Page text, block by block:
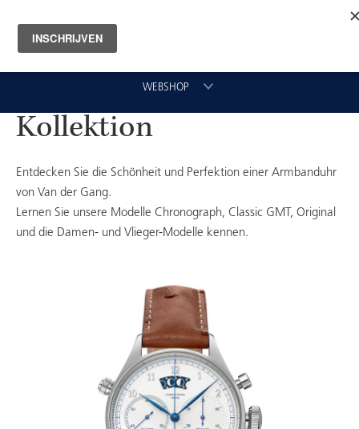
WEBSHOP
ARMBÄNDER
Kollektion
Entdecken Sie die Schönheit und Perfektion einer Armbanduhr
von Van der Gang.
Lernen Sie unsere Modelle Chronograph, Classic GMT, Original
und die Damen- und Vlieger-Modelle kennen.